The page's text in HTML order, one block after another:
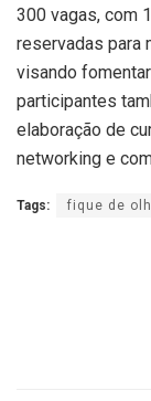
300 vagas, com
reservadas para
visando
participantes
elaboração de
networking e
Tags: fique de